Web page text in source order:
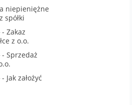
niepieniężne
spółki
- Zakaz
z o.o.
- Sprzedaż
- Jak założyć